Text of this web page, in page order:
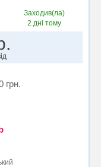
Заходив(ла)
2 дні тому
грн.